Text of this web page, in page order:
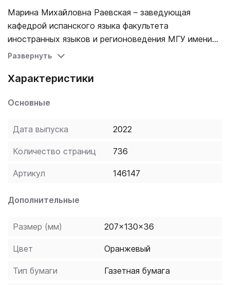
Марина Михайловна Раевская – заведующая
кафедрой испанского языка факультета
иностранных языков и регионоведения МГУ имени
М. В. Ломоносова, опытный преподаватель
старший преподаватель кафедры испанского языка
МГУ имени М. В. Ломоносова. Благодаря авторской
быстро, но и качественно. «Самый лучший
самоучитель испанского языка» содержит: •
подробный разбор базового грамматического и
словообразовательного материала; • тексты о
проработанную систему заданий, которая позволит
успешного закрепления грамматического материала;
подходит всем, кто изучает испанский язык в вузе,
на курсах или самостоятельно с нуля, а также тем,
Развернуть
Характеристики
Основные
Дата выпуска 2022
Количество страниц 736
Артикул 146147
Дополнительные
Размер (мм) 207x130x36
Цвет Оранжевый
Тип бумаги Газетная бумага